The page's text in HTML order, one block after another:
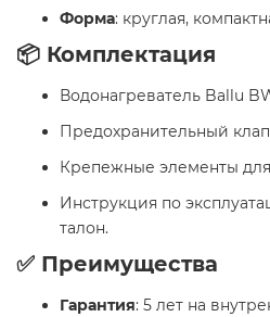
Форма: круглая,
📦 Комплектация
Водонагреватель Ballu
Предохранительный
Крепежные элементы
Инструкция по
талон.​
✅ Преимущества
Гарантия: 5 лет на